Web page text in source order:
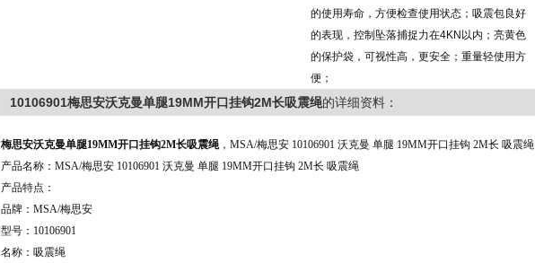
的使用寿命，方便检查使用状态；吸震包良好
的表现，控制坠落捕捉力在4KN以内；亮黄色
的保护袋，可视性高，更安全；重量轻使用方
便；
10106901梅思安沃克曼单腿19MM开口挂钩2M长吸震绳的详细资料：
梅思安沃克曼单腿19MM开口挂钩2M长吸震绳，MSA/梅思安 10106901 沃克曼 单腿 19MM开口挂钩 2M长 吸震绳
产品名称：MSA/梅思安 10106901 沃克曼 单腿 19MM开口挂钩 2M长 吸震绳
产品特点：
品牌：MSA/梅思安
型号：10106901
名称：吸震绳